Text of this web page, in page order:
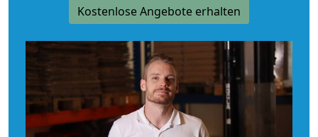
Kostenlose Angebote erhalten